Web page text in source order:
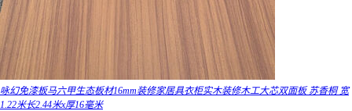
咏幻免漆板马六甲生态板材16mm装修家居具衣柜实木装修木工大芯双面板 苏香桐 宽
1.22米长2.44米x厚16毫米